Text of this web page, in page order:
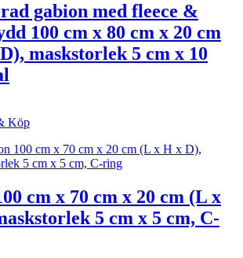
gabion med fleece &
100 cm x 80 cm x 20 cm
maskstorlek 5 cm x 10
Köp
cm x 70 cm x 20 cm (L x
5 cm x 5 cm, C-